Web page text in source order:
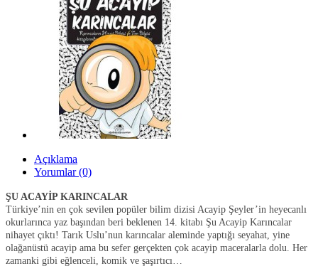
Açıklama
Yorumlar (0)
ŞU ACAYİP KARINCALAR
Türkiye’nin en çok sevilen popüler bilim dizisi Acayip Şeyler’in heyecanlı
okurlarınca yaz başından beri beklenen 14. kitabı Şu Acayip Karıncalar
nihayet çıktı! Tarık Uslu’nun karıncalar aleminde yaptığı seyahat, yine
olağanüstü acayip ama bu sefer gerçekten çok acayip maceralarla dolu. Her
zamanki gibi eğlenceli, komik ve şaşırtıcı…